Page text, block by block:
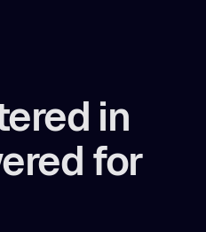
in
for